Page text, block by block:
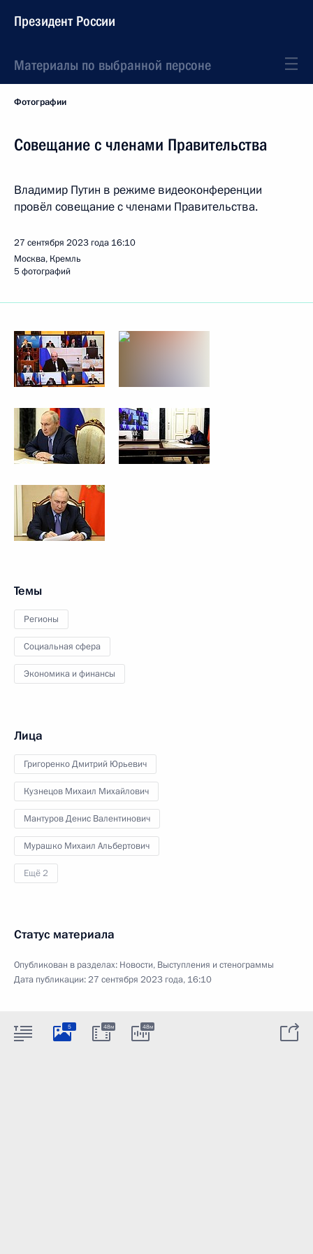
Президент России
Материалы по выбранной персоне
Фотографии
Совещание с членами Правительства
Владимир Путин в режиме видеоконференции
провёл совещание с членами Правительства.
27 сентября 2023 года 16:10
Москва, Кремль
5 фотографий
Темы
Регионы
Социальная сфера
Экономика и финансы
Лица
Григоренко Дмитрий Юрьевич
Кузнецов Михаил Михайлович
Мантуров Денис Валентинович
Мурашко Михаил Альбертович
Ещё 2
Статус материала
Опубликован в разделах: Новости, Выступления и стенограммы
Дата публикации:27 сентября 2023 года, 16:10
5 48м 48м